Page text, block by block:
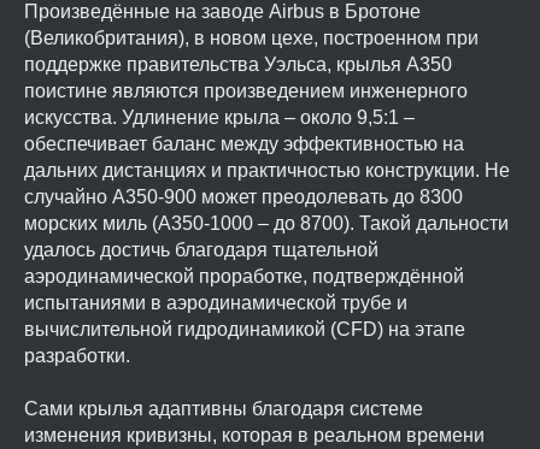
Произведённые на заводе Airbus в Бротоне
(Великобритания), в новом цехе, построенном при
поддержке правительства Уэльса, крылья A350
поистине являются произведением инженерного
искусства. Удлинение крыла – около 9,5:1 –
обеспечивает баланс между эффективностью на
дальних дистанциях и практичностью конструкции. Не
случайно A350-900 может преодолевать до 8300
морских миль (A350-1000 – до 8700). Такой дальности
удалось достичь благодаря тщательной
аэродинамической проработке, подтверждённой
испытаниями в аэродинамической трубе и
вычислительной гидродинамикой (CFD) на этапе
разработки.
Сами крылья адаптивны благодаря системе
изменения кривизны, которая в реальном времени